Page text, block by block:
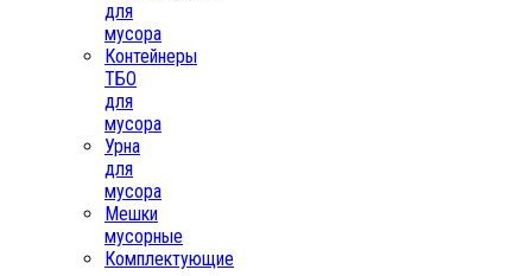
для
мусора
Контейнеры
ТБО
для
мусора
Урна
для
мусора
Мешки
мусорные
Комплектующие